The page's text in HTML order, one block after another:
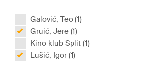
Galović, Teo (1)
Gruić, Jere (1)
Kino klub Split (1)
Lušić, Igor (1)